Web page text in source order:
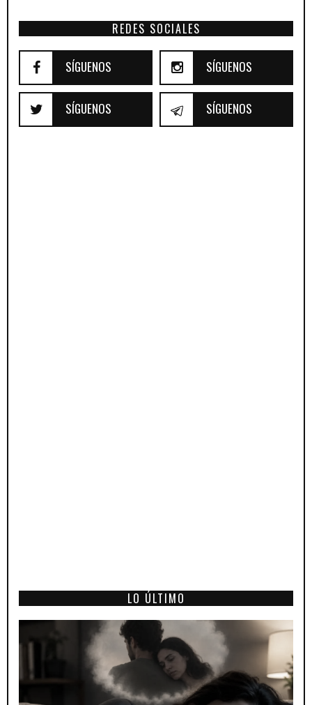
REDES SOCIALES
SÍGUENOS SÍGUENOS
SÍGUENOS SÍGUENOS
LO ÚLTIMO